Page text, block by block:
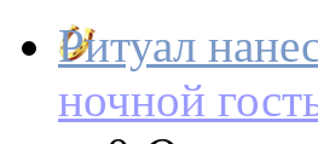
Ритуал
ночной